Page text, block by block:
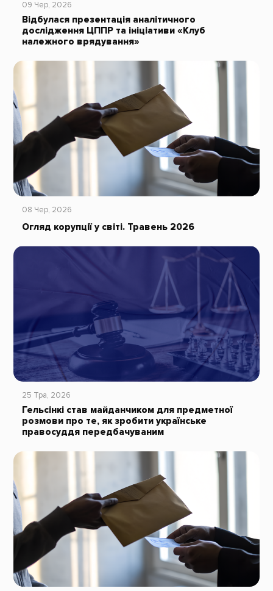
09 Чер, 2026
Відбулася презентація аналітичного
дослідження ЦППР та ініціативи «Клуб
належного врядування»
08 Чер, 2026
Огляд корупції у світі. Травень 2026
25 Тра, 2026
Гельсінкі став майданчиком для предметної
розмови про те, як зробити українське
правосуддя передбачуваним